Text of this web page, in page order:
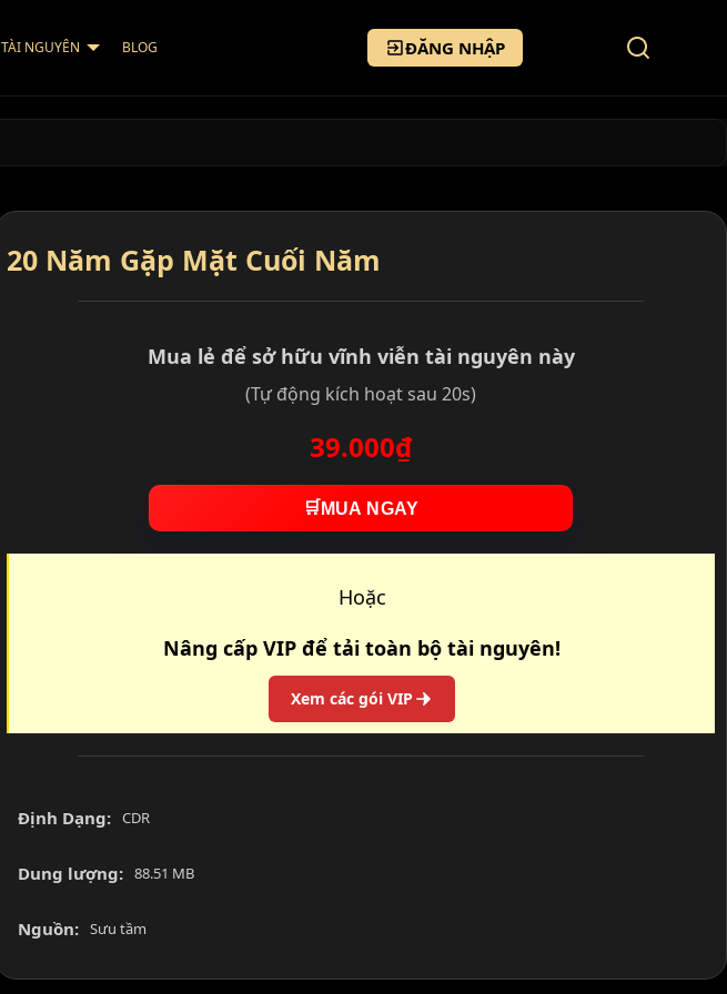
TÀI NGUYÊN BLOG ĐĂNG NHẬP
20 Năm Gặp Mặt Cuối Năm
Mua lẻ để sở hữu vĩnh viễn tài nguyên này
(Tự động kích hoạt sau 20s)
39.000₫
🛒 MUA NGAY
Hoặc
Nâng cấp VIP để tải toàn bộ tài nguyên!
Xem các gói VIP
Định Dạng: CDR
Dung lượng: 88.51 MB
Nguồn: Sưu tầm